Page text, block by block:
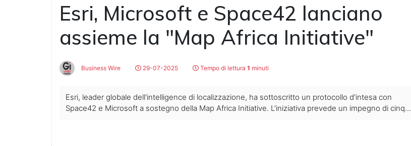
Esri, Microsoft e Space42 lanciano
assieme la "Map Africa Initiative"
Business Wire 29-07-2025 Tempo di lettura 1 minuti
Esri, leader globale dell'intelligence di localizzazione, ha sottoscritto un protocollo d'intesa con
Space42 e Microsoft a sostegno della Map Africa Initiative. L'iniziativa prevede un impegno di cinq...